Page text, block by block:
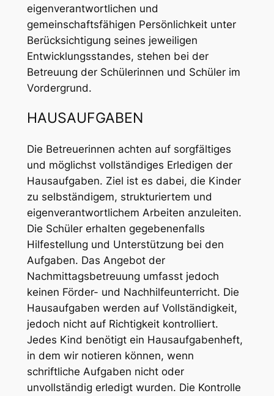
eigenverantwortlichen und
gemeinschaftsfähigen Persönlichkeit unter
Berücksichtigung seines jeweiligen
Entwicklungsstandes, stehen bei der
Betreuung der Schülerinnen und Schüler im
Vordergrund.
HAUSAUFGABEN
Die Betreuerinnen achten auf sorgfältiges
und möglichst vollständiges Erledigen der
Hausaufgaben. Ziel ist es dabei, die Kinder
zu selbständigem, strukturiertem und
eigenverantwortlichem Arbeiten anzuleiten.
Die Schüler erhalten gegebenenfalls
Hilfestellung und Unterstützung bei den
Aufgaben. Das Angebot der
Nachmittagsbetreuung umfasst jedoch
keinen Förder- und Nachhilfeunterricht. Die
Hausaufgaben werden auf Vollständigkeit,
jedoch nicht auf Richtigkeit kontrolliert.
Jedes Kind benötigt ein Hausaufgabenheft,
in dem wir notieren können, wenn
schriftliche Aufgaben nicht oder
unvollständig erledigt wurden. Die Kontrolle